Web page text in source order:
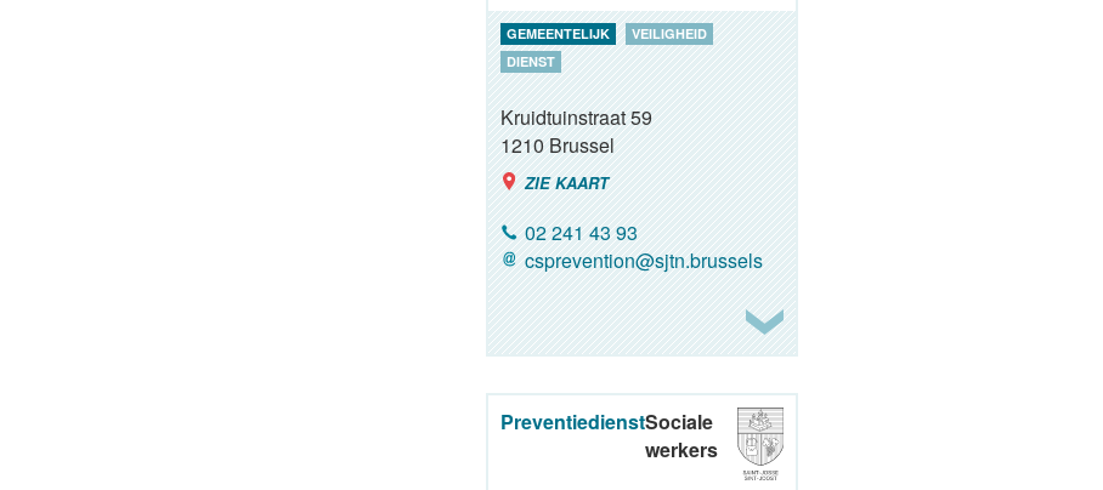
GEMEENTELIJK
VEILIGHEID
DIENST
Kruidtuinstraat 59
1210Brussel
ZIE KAART
02 241 43 93
csprevention@sjtn.brussels
PreventiedienstSociale
werkers